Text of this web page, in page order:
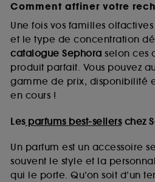
Comment affiner votre
Une fois vos familles
et le type de concentration
catalogue Sephora selon ces
produit parfait. Vous pouvez
gamme de prix, disponibilité
en cours !
Lesparfums best-sellerschez
Un parfum est un accessoire
souvent le style et la
qui le porte. Qu’on soit d’un